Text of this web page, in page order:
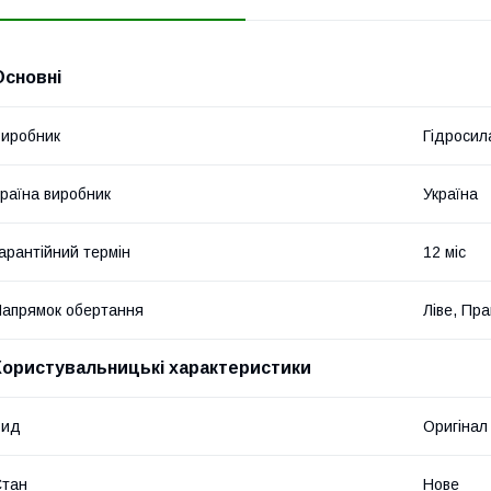
виробник Україна
термін 12 міс
обертання Ліве,
характеристики
Оригінал
Нове